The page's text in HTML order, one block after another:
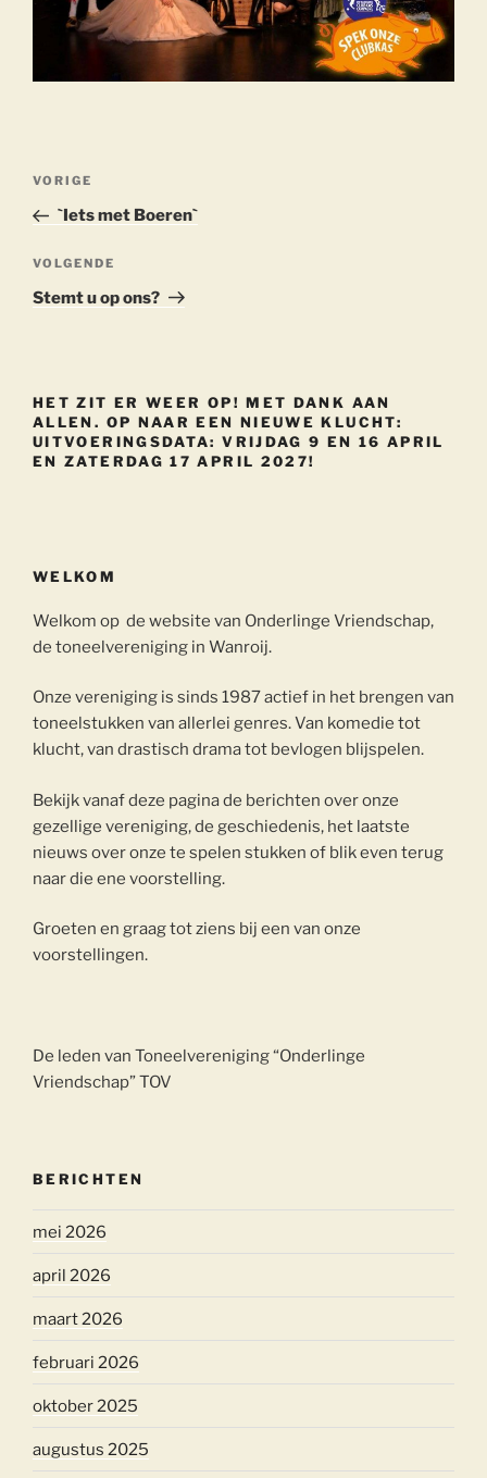
Berichtnavigatie
Vorig
bericht
VORIGE
`Iets met Boeren`
Volgend
bericht
VOLGENDE
Stemt u op ons?
HET ZIT ER WEER OP! MET DANK AAN
ALLEN. OP NAAR EEN NIEUWE KLUCHT:
UITVOERINGSDATA: VRIJDAG 9 EN 16 APRIL
EN ZATERDAG 17 APRIL 2027!
WELKOM
Welkom op de website van Onderlinge Vriendschap,
de toneelvereniging in Wanroij.
Onze vereniging is sinds 1987 actief in het brengen van
toneelstukken van allerlei genres. Van komedie tot
klucht, van drastisch drama tot bevlogen blijspelen.
Bekijk vanaf deze pagina de berichten over onze
gezellige vereniging, de geschiedenis, het laatste
nieuws over onze te spelen stukken of blik even terug
naar die ene voorstelling.
Groeten en graag tot ziens bij een van onze
voorstellingen.
De leden van Toneelvereniging “Onderlinge
Vriendschap” TOV
BERICHTEN
mei 2026
april 2026
maart 2026
februari 2026
oktober 2025
augustus 2025